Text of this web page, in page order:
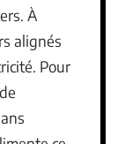
À
alignés
Pour